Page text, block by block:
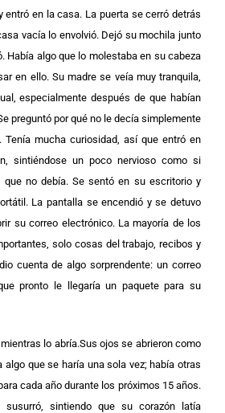
entró en la casa. La puerta se cerró detrás
vacía lo envolvió. Dejó su mochila junto
Había algo que lo molestaba en su cabeza
en ello. Su madre se veía muy tranquila,
especialmente después de que habían
preguntó por qué no le decía simplemente
Tenía mucha curiosidad, así que entró en
sintiéndose un poco nervioso como si
que no debía. Se sentó en su escritorio y
La pantalla se encendió y se detuvo
su correo electrónico. La mayoría de los
solo cosas del trabajo, recibos y
cuenta de algo sorprendente: un correo
pronto le llegaría un paquete para su
lo abría.Sus ojos se abrieron como
algo que se haría una sola vez; había otras
cada año durante los próximos 15 años.
susurró, sintiendo que su corazón latía